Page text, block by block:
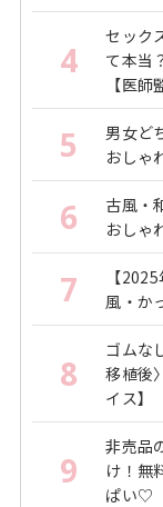
4
セック
て本当
【医師
5
男女ど
おしゃ
6
古風・
おしゃ
7
【
風・か
8
ゴムな
移植後
イス】
9
非売品
け！無
ぱい♡